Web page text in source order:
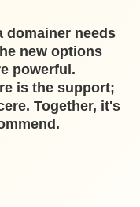
domainer needs
new options
powerful.
is the support;
Together, it's